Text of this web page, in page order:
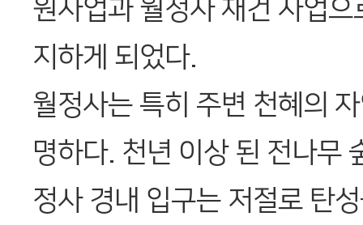
원사업과 월정사 재건 사업으
지하게 되었다.
월정사는 특히 주변 천혜의
명하다. 천년 이상 된 전나무
정사 경내 입구는 저절로 탄